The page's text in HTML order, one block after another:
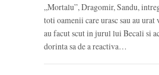
„Mortalu”, Dragomir, Sandu,
toti oamenii care urasc sau au urat
au facut scut in jurul lui Becali si
dorinta sa de a reactiva…